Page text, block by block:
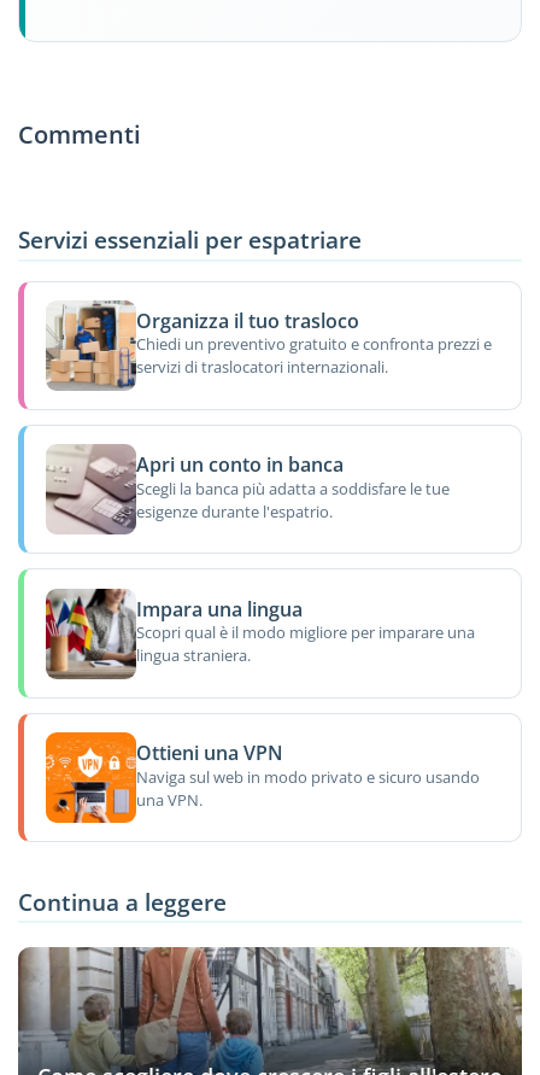
Commenti
Servizi essenziali per espatriare
Organizza il tuo trasloco
Chiedi un preventivo gratuito e confronta prezzi e
servizi di traslocatori internazionali.
Apri un conto in banca
Scegli la banca più adatta a soddisfare le tue
esigenze durante l'espatrio.
Impara una lingua
Scopri qual è il modo migliore per imparare una
lingua straniera.
Ottieni una VPN
Naviga sul web in modo privato e sicuro usando
una VPN.
Continua a leggere